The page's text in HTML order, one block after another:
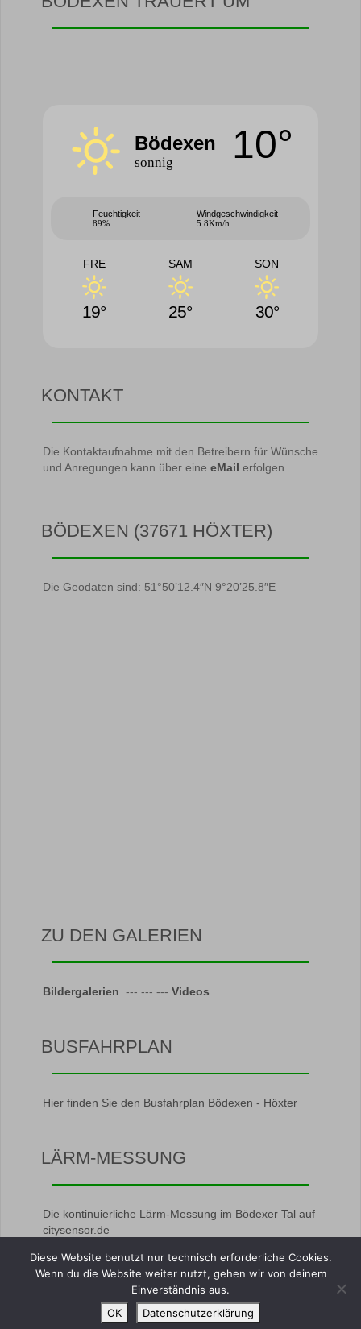
Bödexen
sonnig 10°
Feuchtigkeit
89%
Windgeschwindigkeit
5.8Km/h
FRE
19°
SAM
25°
SON
30°
KONTAKT
Die Kontaktaufnahme mit den Betreibern für Wünsche
und Anregungen kann über eine eMail erfolgen.
BÖDEXEN (37671 HÖXTER)
Die Geodaten sind: 51°50’12.4″N 9°20’25.8″E
ZU DEN GALERIEN
Bildergalerien --- --- --- Videos
BUSFAHRPLAN
Hier finden Sie den Busfahrplan Bödexen - Höxter
LÄRM-MESSUNG
Die kontinuierliche Lärm-Messung im Bödexer Tal auf
citysensor.de
Diese Website benutzt nur technisch erforderliche Cookies.
Wenn du die Website weiter nutzt, gehen wir von deinem
Einverständnis aus.
OK
Datenschutzerklärung